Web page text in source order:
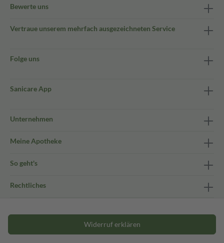
Bewerte uns
Vertraue unserem mehrfach ausgezeichneten Service
Folge uns
Sanicare App
Unternehmen
Meine Apotheke
So geht's
Rechtliches
Widerruf erklären